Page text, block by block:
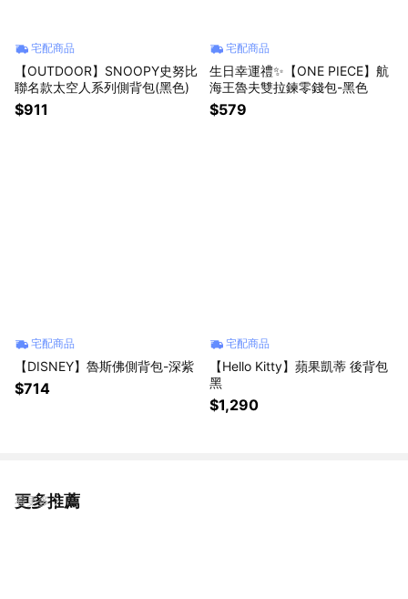
宅配商品
【OUTDOOR】SNOOPY史努比
聯名款太空人系列側背包(黑色)
$911
宅配商品
生日幸運禮✨【ONE PIECE】航
海王魯夫雙拉鍊零錢包-黑色
$579
宅配商品
【DISNEY】魯斯佛側背包-深紫
$714
宅配商品
【Hello Kitty】蘋果凱蒂 後背包
黑
$1,290
更多推薦
看更多